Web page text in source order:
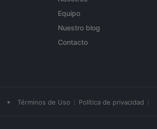
Equipo
Nuestro blog
Contacto
• Términos de Uso Política de privacidad